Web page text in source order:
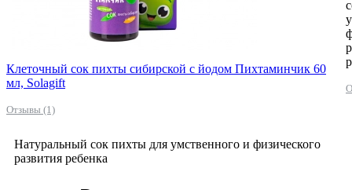
Клеточный сок пихты сибирской с йодом Пихтаминчик 60
мл, Solagift
Отзывы (1)
Натуральный сок пихты для умственного и физического
развития ребенка